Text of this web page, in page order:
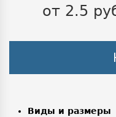
от 2.5
Виды и размеры